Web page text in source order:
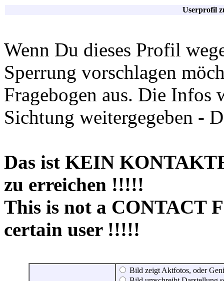
Userprofil
Wenn Du dieses Profil
Sperrung vorschlagen
Fragebogen aus. Die Infos
Sichtung weitergegeben -
Das ist KEIN
zu erreichen !!!!!
This is not a CONTACT
certain user !!!!!
Bild zeigt Aktfotos, oder